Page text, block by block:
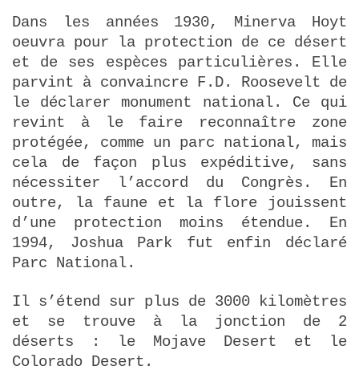
Dans les années 1930, Minerva Hoyt
oeuvra pour la protection de ce désert
et de ses espèces particulières. Elle
parvint à convaincre F.D. Roosevelt de
le déclarer monument national. Ce qui
revint à le faire reconnaître zone
protégée, comme un parc national, mais
cela de façon plus expéditive, sans
nécessiter l’accord du Congrès. En
outre, la faune et la flore jouissent
d’une protection moins étendue. En
1994, Joshua Park fut enfin déclaré
Parc National.
Il s’étend sur plus de 3000 kilomètres
et se trouve à la jonction de 2
déserts : le Mojave Desert et le
Colorado Desert.